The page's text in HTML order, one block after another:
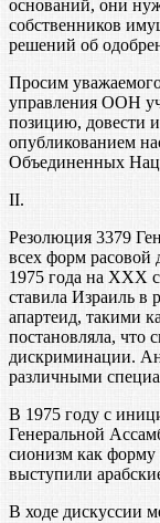
оснований, они
собственников
решений об
Просим
управления ООН
позицию, довести
опубликованием
Объединенных
II.
Резолюция 3379
всех форм расовой
1975 года на XXX
ставила Израиль в
апартеид, такими
постановляла, что
дискриминации.
различными
В 1975 году с
Генеральной
сионизм как форму
выступили
В ходе дискуссии